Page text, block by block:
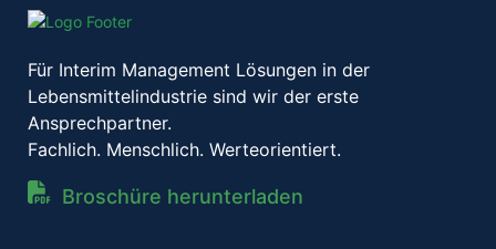
Für Interim Management Lösungen in der
Lebensmittelindustrie sind wir der erste
Ansprechpartner.
Fachlich. Menschlich. Werteorientiert.
Broschüre herunterladen